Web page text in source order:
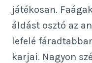
játékosan.
áldást osztó az
lefelé
karjai. Nagyon